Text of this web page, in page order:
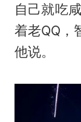
自己就吃
着老QQ，
他说。